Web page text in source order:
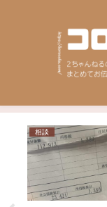
ニュース